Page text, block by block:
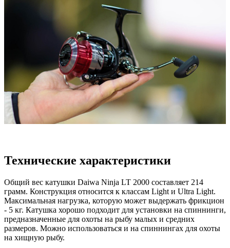
Технические характеристики
Общий вес катушки Daiwa Ninja LT 2000 составляет 214
грамм. Конструкция относится к классам Light и Ultra Light.
Максимальная нагрузка, которую может выдержать фрикцион
- 5 кг. Катушка хорошо подходит для установки на спиннинги,
предназначенные для охоты на рыбу малых и средних
размеров. Можно использоваться и на спиннингах для охоты
на хищную рыбу.